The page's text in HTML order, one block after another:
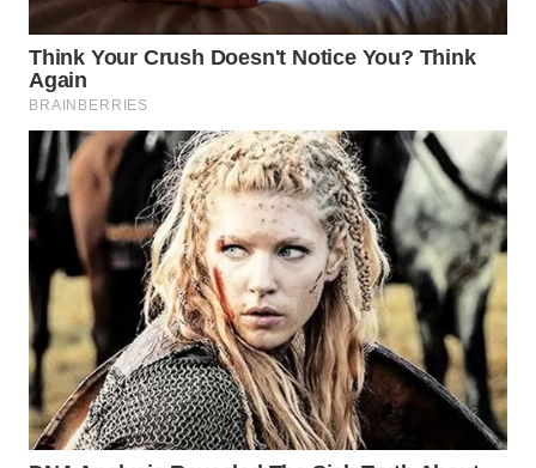
SULUT
WN
MALUKU
WN
MALUT
WN
DAIRI
WN
DANAU
TOBA
WN